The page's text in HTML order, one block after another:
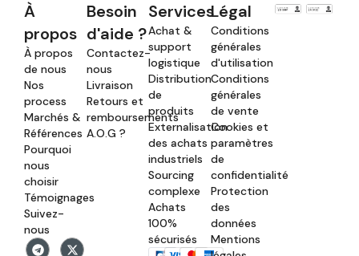
À
propos
À propos
de nous
Nos
process
Marchés &
Références
Pourquoi
nous
choisir
Témoignages
Suivez-
nous
Besoin
d'aide ?
Contactez-
nous
Livraison
Retours et
remboursements
A.O.G ?
Services
Achat &
support
logistique
Distribution
de
produits
Externalisation
des achats
industriels
Sourcing
complexe
Achats
100%
sécurisés
Légal
Conditions
générales
d'utilisation
Conditions
générales
de vente
Cookies et
paramètres
de
confidentialité
Protection
des
données
Mentions